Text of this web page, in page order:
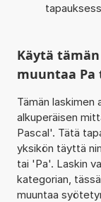
Käytä
muuntaa Pa
Tämän laskimen
alkuperäisen
Pascal'. Tätä
yksikön täyttä
tai 'Pa'. Laskin
kategorian,
muuntaa